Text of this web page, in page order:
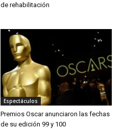
de rehabilitación
Espectáculos
Premios Oscar anunciaron las fechas
de su edición 99 y 100